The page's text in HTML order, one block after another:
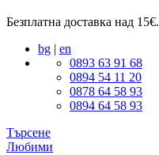
Безплатна доставка над 15€.
bg | en
0893 63 91 68
0894 54 11 20
0878 64 58 93
0894 64 58 93
Търсене
Любими